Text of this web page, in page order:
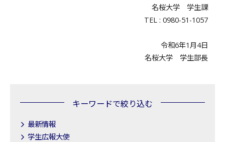
名桜大学 学生課
TEL : 0980-51-1057
令和6年1月4日
名桜大学 学生部長
キーワードで絞り込む
最新情報
学生広報大使